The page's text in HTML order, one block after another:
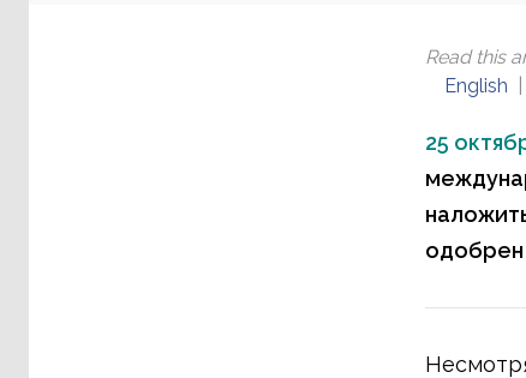
Read this
English
25